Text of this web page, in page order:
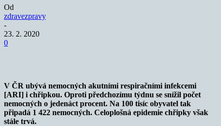
Od
zdravezpravy
-
23. 2. 2020
0
V ČR ubývá nemocných akutními respiračními infekcemi
[ARI] i chřipkou. Oproti předchozímu týdnu se snížil počet
nemocných o jedenáct procent. Na 100 tisíc obyvatel tak
připadá 1 422 nemocných. Celoplošná epidemie chřipky však
stále trvá.